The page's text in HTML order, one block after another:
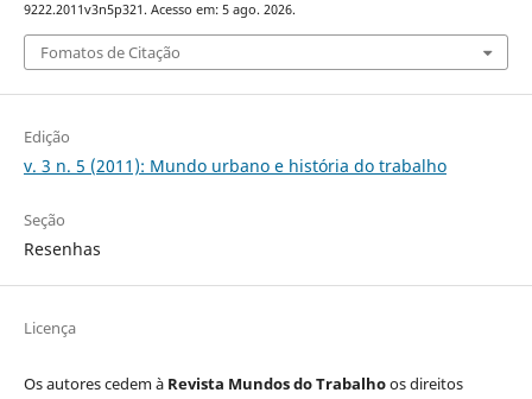
9222.2011v3n5p321. Acesso em: 5 ago. 2026.
Fomatos de Citação
Edição
v. 3 n. 5 (2011): Mundo urbano e história do trabalho
Seção
Resenhas
Licença
Os autores cedem à Revista Mundos do Trabalhoos direitos